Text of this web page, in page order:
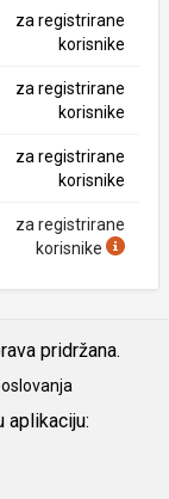
za registrirane
korisnike
za registrirane
korisnike
za registrirane
korisnike
za registrirane
korisnike
pridržana.
aplikaciju: